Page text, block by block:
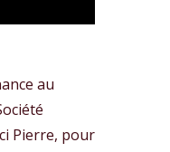
au
Pierre, pour